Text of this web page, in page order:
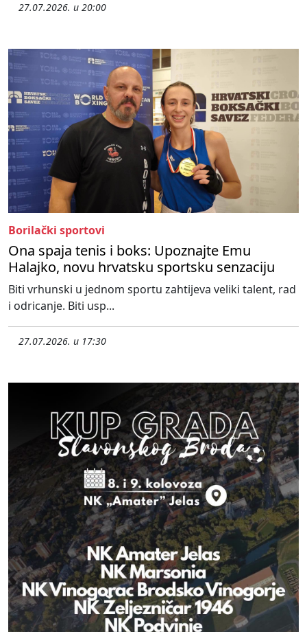
27.07.2026. u 20:00
Borilački sportovi
Ona spaja tenis i boks: Upoznajte Emu
Halajko, novu hrvatsku sportsku senzaciju
Biti vrhunski u jednom sportu zahtijeva veliki talent, rad
i odricanje. Biti usp...
27.07.2026. u 17:30